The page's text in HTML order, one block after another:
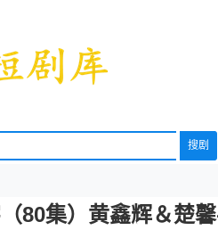
搜剧
80集）黄鑫辉＆楚